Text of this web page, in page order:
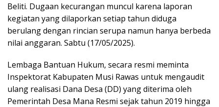
Beliti. Dugaan kecurangan muncul karena laporan
kegiatan yang dilaporkan setiap tahun diduga
berulang dengan rincian serupa namun hanya berbeda
nilai anggaran. Sabtu (17/05/2025).
Lembaga Bantuan Hukum, secara resmi meminta
Inspektorat Kabupaten Musi Rawas untuk mengaudit
ulang realisasi Dana Desa (DD) yang diterima oleh
Pemerintah Desa Mana Resmi sejak tahun 2019 hingga